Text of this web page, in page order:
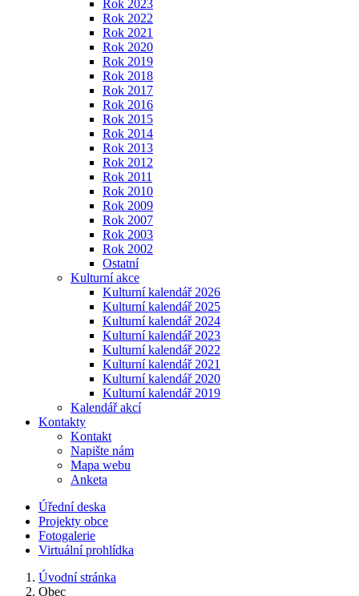
Rok 2023
Rok 2022
Rok 2021
Rok 2020
Rok 2019
Rok 2018
Rok 2017
Rok 2016
Rok 2015
Rok 2014
Rok 2013
Rok 2012
Rok 2011
Rok 2010
Rok 2009
Rok 2007
Rok 2003
Rok 2002
Ostatní
Kulturní akce
Kulturní kalendář 2026
Kulturní kalendář 2025
Kulturní kalendář 2024
Kulturní kalendář 2023
Kulturní kalendář 2022
Kulturní kalendář 2021
Kulturní kalendář 2020
Kulturní kalendář 2019
Kalendář akcí
Kontakty
Kontakt
Napište nám
Mapa webu
Anketa
Úřední deska
Projekty obce
Fotogalerie
Virtuální prohlídka
Úvodní stránka
Obec